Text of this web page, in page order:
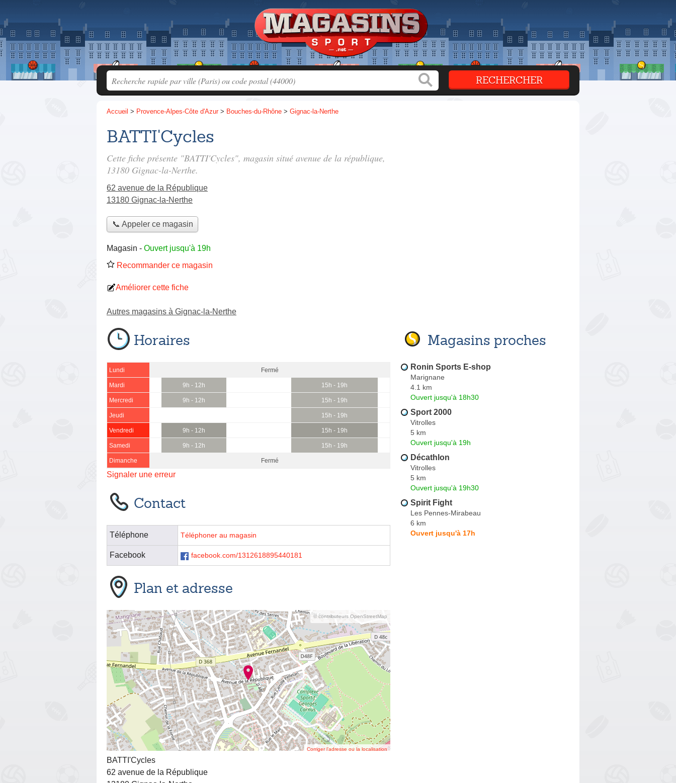
Accueil > Provence-Alpes-Côte d'Azur> Bouches-du-Rhône > Gignac-la-Nerthe
BATTI'Cycles
Cette fiche présente "BATTI'Cycles", magasin situé avenue de la république,
13180 Gignac-la-Nerthe.
62 avenue de la République
13180 Gignac-la-Nerthe
📞 Appeler ce magasin
Magasin - Ouvert jusqu'à 19h
Recommander ce magasin
Améliorer cette fiche
Autres magasins à Gignac-la-Nerthe
Horaires
Lundi Fermé
Mardi 9h - 12h 15h - 19h
Mercredi 9h - 12h 15h - 19h
Jeudi 15h - 19h
Vendredi 9h - 12h 15h - 19h
Samedi 9h - 12h 15h - 19h
Dimanche Fermé
Signaler une erreur
Contact
Téléphone Téléphoner au magasin
Facebook facebook.com/1312618895440181
Plan et adresse
© contributeurs OpenStreetMap
Corriger l’adresse ou la localisation
BATTI'Cycles
62 avenue de la République
Magasins proches
Ronin Sports E-shop
Marignane
4.1 km
Ouvert jusqu'à 18h30
Sport 2000
Vitrolles
5 km
Ouvert jusqu'à 19h
Décathlon
Vitrolles
5 km
Ouvert jusqu'à 19h30
Spirit Fight
Les Pennes-Mirabeau
6 km
Ouvert jusqu'à 17h